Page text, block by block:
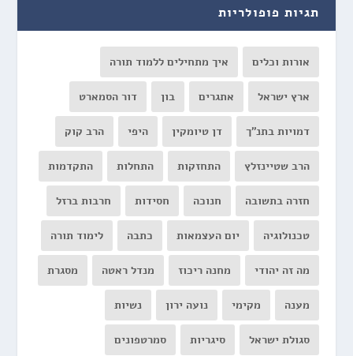
תגיות פופולריות
אורות וכלים איך מתחילים ללמוד תורה
ארץ ישראל אתגרים בון דור הסמארט
דמויות בתנ"ך דן טיומקין היפי הרב קוק
הרב שטיינזלץ התחזקות התחלות התקדמות
חזרה בתשובה חנוכה חסידות חרבות ברזל
טכנולוגיה יום העצמאות כתבה לימוד תורה
מה זה יהודי מחנה ריכוז מנדל ראטה מסגרת
מענה מקימי נועה ירון נשיות
סגולת ישראל סיגריות סמרטפונים